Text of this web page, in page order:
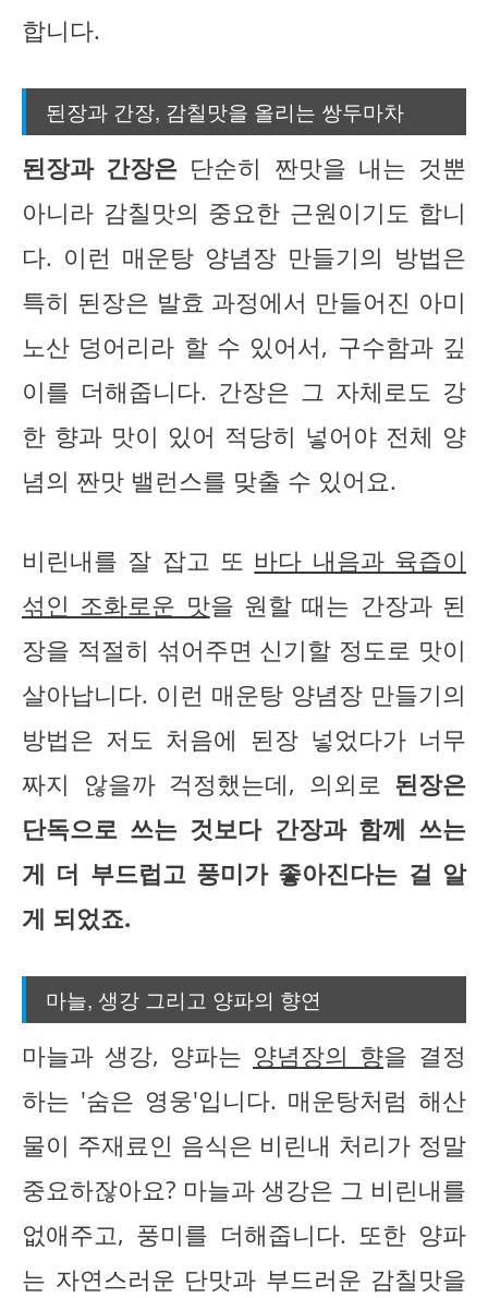
합니다.
된장과 간장, 감칠맛을 올리는 쌍두마차
된장과 간장은 단순히 짠맛을 내는 것뿐
아니라 감칠맛의 중요한 근원이기도 합니
다. 이런 매운탕 양념장 만들기의 방법은
특히 된장은 발효 과정에서 만들어진 아미
노산 덩어리라 할 수 있어서, 구수함과 깊
이를 더해줍니다. 간장은 그 자체로도 강
한 향과 맛이 있어 적당히 넣어야 전체 양
념의 짠맛 밸런스를 맞출 수 있어요.
비린내를 잘 잡고 또 바다 내음과 육즙이
섞인 조화로운 맛을 원할 때는 간장과 된
장을 적절히 섞어주면 신기할 정도로 맛이
살아납니다. 이런 매운탕 양념장 만들기의
방법은 저도 처음에 된장 넣었다가 너무
짜지 않을까 걱정했는데, 의외로 된장은
단독으로 쓰는 것보다 간장과 함께 쓰는
게 더 부드럽고 풍미가 좋아진다는 걸 알
게 되었죠.
마늘, 생강 그리고 양파의 향연
마늘과 생강, 양파는 양념장의 향을 결정
하는 '숨은 영웅'입니다. 매운탕처럼 해산
물이 주재료인 음식은 비린내 처리가 정말
중요하잖아요? 마늘과 생강은 그 비린내를
없애주고, 풍미를 더해줍니다. 또한 양파
는 자연스러운 단맛과 부드러운 감칠맛을